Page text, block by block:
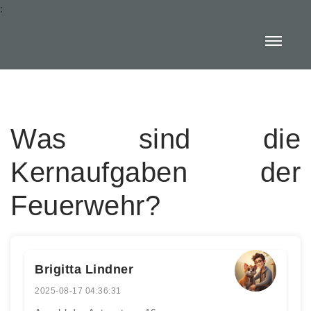
:
Was sind die
Kernaufgaben der
Feuerwehr?
Brigitta Lindner
2025-08-17 04:36:31